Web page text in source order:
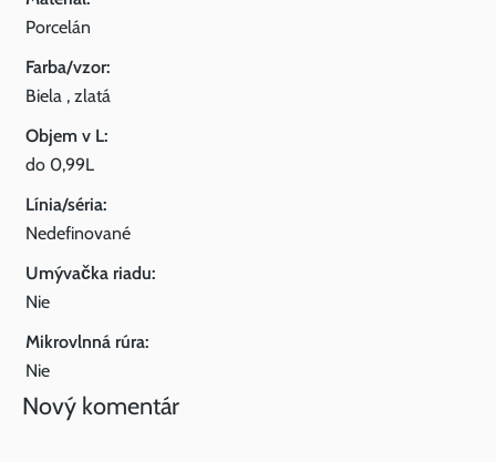
Porcelán
Farba/vzor:
Biela , zlatá
Objem v L:
do 0,99L
Línia/séria:
Nedefinované
Umývačka riadu:
Nie
Mikrovlnná rúra:
Nie
Nový komentár